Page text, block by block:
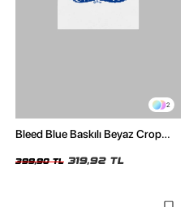
2
Bleed Blue Baskılı Beyaz Crop
399,90 TL 319,92 TL